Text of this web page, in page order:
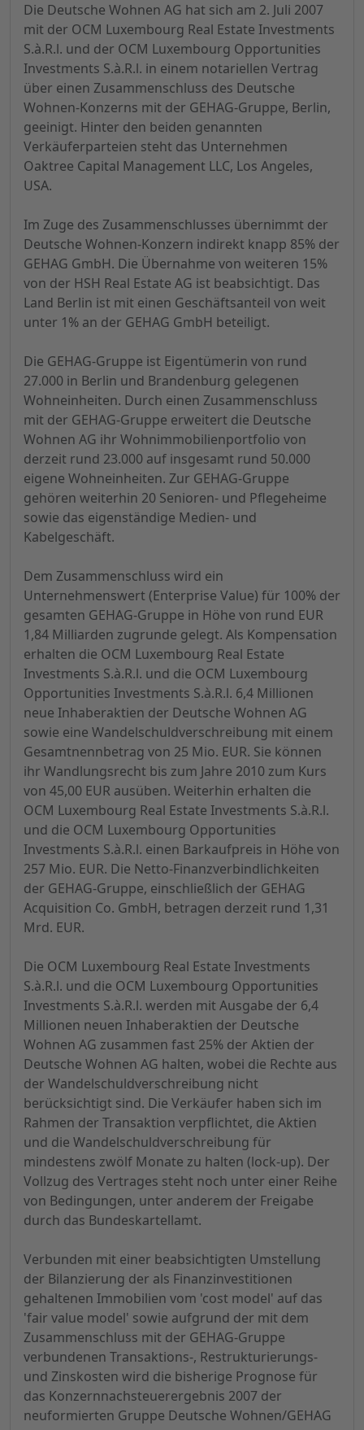
Die Deutsche Wohnen AG hat sich am 2. Juli 2007
mit der OCM Luxembourg Real Estate Investments
S.à.R.l. und der OCM Luxembourg Opportunities
Investments S.à.R.l. in einem notariellen Vertrag
über einen Zusammenschluss des Deutsche
Wohnen-Konzerns mit der GEHAG-Gruppe, Berlin,
geeinigt. Hinter den beiden genannten
Verkäuferparteien steht das Unternehmen
Oaktree Capital Management LLC, Los Angeles,
USA.
Im Zuge des Zusammenschlusses übernimmt der
Deutsche Wohnen-Konzern indirekt knapp 85% der
GEHAG GmbH. Die Übernahme von weiteren 15%
von der HSH Real Estate AG ist beabsichtigt. Das
Land Berlin ist mit einen Geschäftsanteil von weit
unter 1% an der GEHAG GmbH beteiligt.
Die GEHAG-Gruppe ist Eigentümerin von rund
27.000 in Berlin und Brandenburg gelegenen
Wohneinheiten. Durch einen Zusammenschluss
mit der GEHAG-Gruppe erweitert die Deutsche
Wohnen AG ihr Wohnimmobilienportfolio von
derzeit rund 23.000 auf insgesamt rund 50.000
eigene Wohneinheiten. Zur GEHAG-Gruppe
gehören weiterhin 20 Senioren- und Pflegeheime
sowie das eigenständige Medien- und
Kabelgeschäft.
Dem Zusammenschluss wird ein
Unternehmenswert (Enterprise Value) für 100% der
gesamten GEHAG-Gruppe in Höhe von rund EUR
1,84 Milliarden zugrunde gelegt. Als Kompensation
erhalten die OCM Luxembourg Real Estate
Investments S.à.R.l. und die OCM Luxembourg
Opportunities Investments S.à.R.l. 6,4 Millionen
neue Inhaberaktien der Deutsche Wohnen AG
sowie eine Wandelschuldverschreibung mit einem
Gesamtnennbetrag von 25 Mio. EUR. Sie können
ihr Wandlungsrecht bis zum Jahre 2010 zum Kurs
von 45,00 EUR ausüben. Weiterhin erhalten die
OCM Luxembourg Real Estate Investments S.à.R.l.
und die OCM Luxembourg Opportunities
Investments S.à.R.l. einen Barkaufpreis in Höhe von
257 Mio. EUR. Die Netto-Finanzverbindlichkeiten
der GEHAG-Gruppe, einschließlich der GEHAG
Acquisition Co. GmbH, betragen derzeit rund 1,31
Mrd. EUR.
Die OCM Luxembourg Real Estate Investments
S.à.R.l. und die OCM Luxembourg Opportunities
Investments S.à.R.l. werden mit Ausgabe der 6,4
Millionen neuen Inhaberaktien der Deutsche
Wohnen AG zusammen fast 25% der Aktien der
Deutsche Wohnen AG halten, wobei die Rechte aus
der Wandelschuldverschreibung nicht
berücksichtigt sind. Die Verkäufer haben sich im
Rahmen der Transaktion verpflichtet, die Aktien
und die Wandelschuldverschreibung für
mindestens zwölf Monate zu halten (lock-up). Der
Vollzug des Vertrages steht noch unter einer Reihe
von Bedingungen, unter anderem der Freigabe
durch das Bundeskartellamt.
Verbunden mit einer beabsichtigten Umstellung
der Bilanzierung der als Finanzinvestitionen
gehaltenen Immobilien vom 'cost model' auf das
'fair value model' sowie aufgrund der mit dem
Zusammenschluss mit der GEHAG-Gruppe
verbundenen Transaktions-, Restrukturierungs-
und Zinskosten wird die bisherige Prognose für
das Konzernnachsteuerergebnis 2007 der
neuformierten Gruppe Deutsche Wohnen/GEHAG